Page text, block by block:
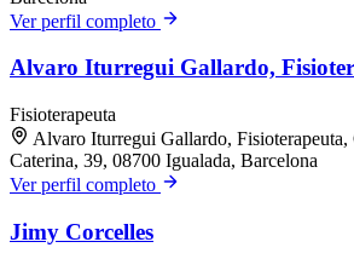
Ver perfil completo
Alvaro Iturregui Gallardo,
Fisioterapeuta
Alvaro Iturregui Gallardo, Fisioterapeuta,
Caterina, 39, 08700 Igualada, Barcelona
Ver perfil completo
Jimy Corcelles